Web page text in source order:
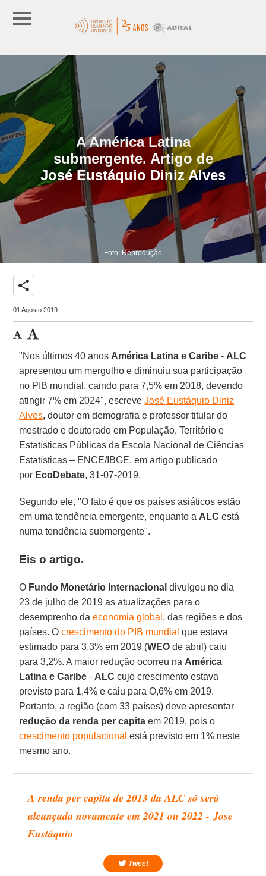
A América Latina
submergente. Artigo de
José Eustáquio Diniz Alves
Foto: Reprodução
share
01 Agosto 2019
"Nos últimos 40 anos América Latina e Caribe - ALC
apresentou um mergulho e diminuiu sua participação
no PIB mundial, caindo para 7,5% em 2018, devendo
atingir 7% em 2024", escreveJosé Eustáquio Diniz
Alves, doutor em demografia e professor titular do
mestrado e doutorado em População, Território e
Estatísticas Públicas da Escola Nacional de Ciências
Estatísticas – ENCE/IBGE, em artigo publicado
por EcoDebate, 31-07-2019.
Segundo ele, "O fato é que os países asiáticos estão
em uma tendência emergente, enquanto a ALC está
numa tendência submergente".
Eis o artigo.
O Fundo Monetário Internacional divulgou no dia
23 de julho de 2019 as atualizações para o
desemprenho daeconomia global , das regiões e dos
países. Ocrescimento do PIB mundial que estava
estimado para 3,3% em 2019 (WEO de abril) caiu
para 3,2%. A maior redução ocorreu na América
Latina e Caribe - ALC cujo crescimento estava
previsto para 1,4% e caiu para O,6% em 2019.
Portanto, a região (com 33 países) deve apresentar
redução da renda per capita em 2019, pois o
crescimento populacional está previsto em 1% neste
mesmo ano.
A renda per capita de 2013 da ALC só será
alcançada novamente em 2021 ou 2022 - Jose
Eustáquio
Tweet